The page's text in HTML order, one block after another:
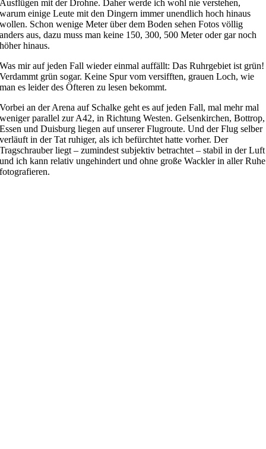
Ausflügen mit der Drohne. Daher werde ich wohl nie verstehen,
warum einige Leute mit den Dingern immer unendlich hoch hinaus
wollen. Schon wenige Meter über dem Boden sehen Fotos völlig
anders aus, dazu muss man keine 150, 300, 500 Meter oder gar noch
höher hinaus.
Was mir auf jeden Fall wieder einmal auffällt: Das Ruhrgebiet ist grün!
Verdammt grün sogar. Keine Spur vom versifften, grauen Loch, wie
man es leider des Öfteren zu lesen bekommt.
Vorbei an der Arena auf Schalke geht es auf jeden Fall, mal mehr mal
weniger parallel zur A42, in Richtung Westen. Gelsenkirchen, Bottrop,
Essen und Duisburg liegen auf unserer Flugroute. Und der Flug selber
verläuft in der Tat ruhiger, als ich befürchtet hatte vorher. Der
Tragschrauber liegt – zumindest subjektiv betrachtet – stabil in der Luft
und ich kann relativ ungehindert und ohne große Wackler in aller Ruhe
fotografieren.